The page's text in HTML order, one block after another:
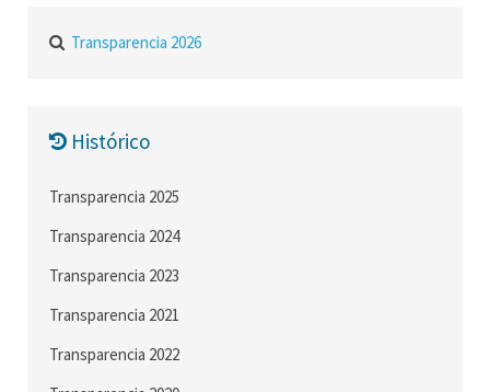
Transparencia 2026
Histórico
Transparencia 2025
Transparencia 2024
Transparencia 2023
Transparencia 2021
Transparencia 2022